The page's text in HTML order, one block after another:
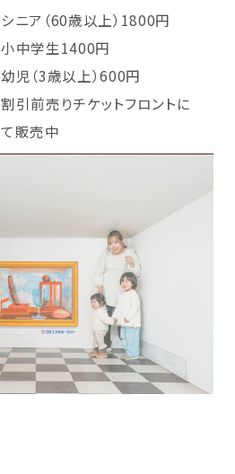
シニア（60歳以上）1800円
小中学生1400円
幼児（3歳以上）600円
割引前売りチケットフロントに
て販売中